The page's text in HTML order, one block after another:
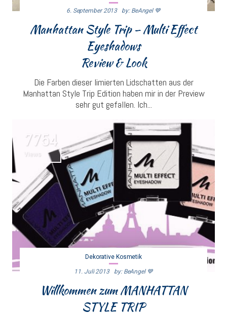
6. September 2013 By: BeAngel 💙
Manhattan Style Trip – Multi Effect
Eyeshadows
Review & Look
Die Farben dieser limierten Lidschatten aus der
Manhattan Style Trip Edition haben mir in der Preview
sehr gut gefallen. Ich...
7754
Views
Dekorative Kosmetik
11. Juli 2013 By: BeAngel 💙
Willkommen zum MANHATTAN
STYLE TRIP